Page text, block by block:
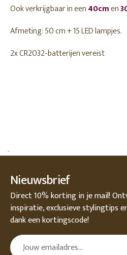
Ook verkrijgbaar in een40cmen
Afmeting: 50 cm + 15 LED lampjes.
2x CR2032-batterijen vereist
.
Nieuwsbrief
Direct 10% korting in je mail!
inspiratie, exclusieve stylingtips
dank een kortingscode!